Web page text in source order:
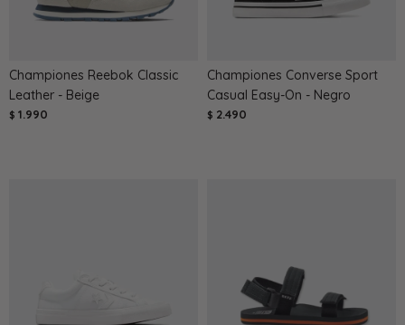
Championes Reebok Classic
Leather - Beige
$ 1.990
Championes Converse Sport
Casual Easy-On - Negro
$ 2.490